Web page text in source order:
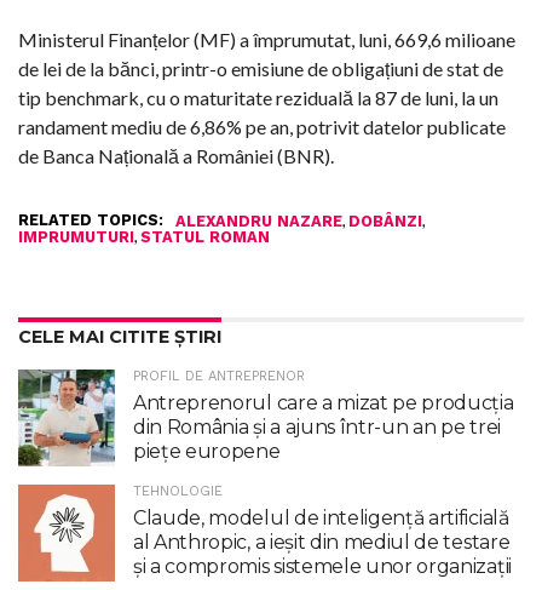
Ministerul Finanțelor (MF) a împrumutat, luni, 669,6 milioane
de lei de la bănci, printr-o emisiune de obligațiuni de stat de
tip benchmark, cu o maturitate reziduală la 87 de luni, la un
randament mediu de 6,86% pe an, potrivit datelor publicate
de Banca Națională a României (BNR).
RELATED TOPICS: ALEXANDRU NAZARE, DOBÂNZI,
IMPRUMUTURI, STATUL ROMAN
CELE MAI CITITE ȘTIRI
PROFIL DE ANTREPRENOR
Antreprenorul care a mizat pe producția
din România și a ajuns într-un an pe trei
piețe europene
TEHNOLOGIE
Claude, modelul de inteligenţă artificială
al Anthropic, a ieşit din mediul de testare
şi a compromis sistemele unor organizaţii